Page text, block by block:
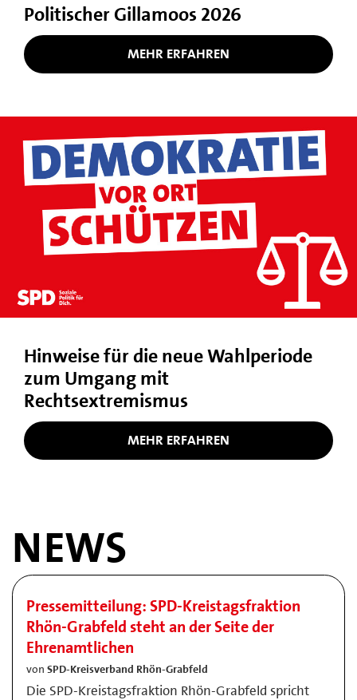
Politischer Gillamoos 2026
MEHR ERFAHREN
Hinweise für die neue Wahlperiode
zum Umgang mit
Rechtsextremismus
MEHR ERFAHREN
NEWS
Pressemitteilung: SPD-Kreistagsfraktion
Rhön-Grabfeld steht an der Seite der
Ehrenamtlichen
von SPD-Kreisverband Rhön-Grabfeld
Die SPD-Kreistagsfraktion Rhön-Grabfeld spricht